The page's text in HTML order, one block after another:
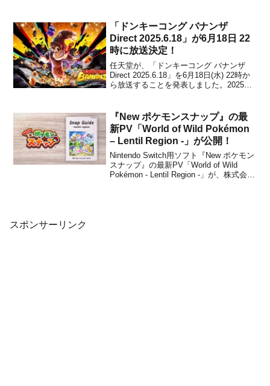
タのパッチノートです。【オンライン】●
通信状況によっては、ソフト...
「ドンキーコング バナンザ
Direct 2025.6.18」が6月18日 22
時に放送決定！
任天堂が、「ドンキーコング バナンザ
Direct 2025.6.18」を6月18日(水) 22時か
ら放送することを発表しました。2025年7
最新情報をお届けするとのこと。放送時
間は約1...
『New ポケモンスナップ』の最
新PV「World of Wild Pokémon
– Lentil Region -」が公開！
Nintendo Switch用ソフト『New ポケモン
スナップ』の最新PV「World of Wild
Pokémon - Lentil Region -」が、株式会社
スポンサーリンク